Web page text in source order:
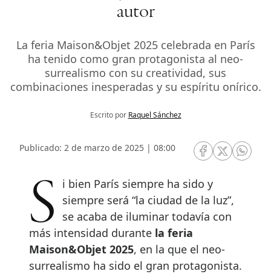
autor
La feria Maison&Objet 2025 celebrada en París
ha tenido como gran protagonista al neo-
surrealismo con su creatividad, sus
combinaciones inesperadas y su espíritu onírico.
Escrito por Raquel Sánchez
Publicado: 2 de marzo de 2025 | 08:00
RRSS Facebook
RRSSRRSS
Si bien París siempre ha sido y
siempre será “la ciudad de la luz”,
se acaba de iluminar todavía con
más intensidad durante la feria
Maison&Objet 2025, en la que el neo-
surrealismo ha sido el gran protagonista.